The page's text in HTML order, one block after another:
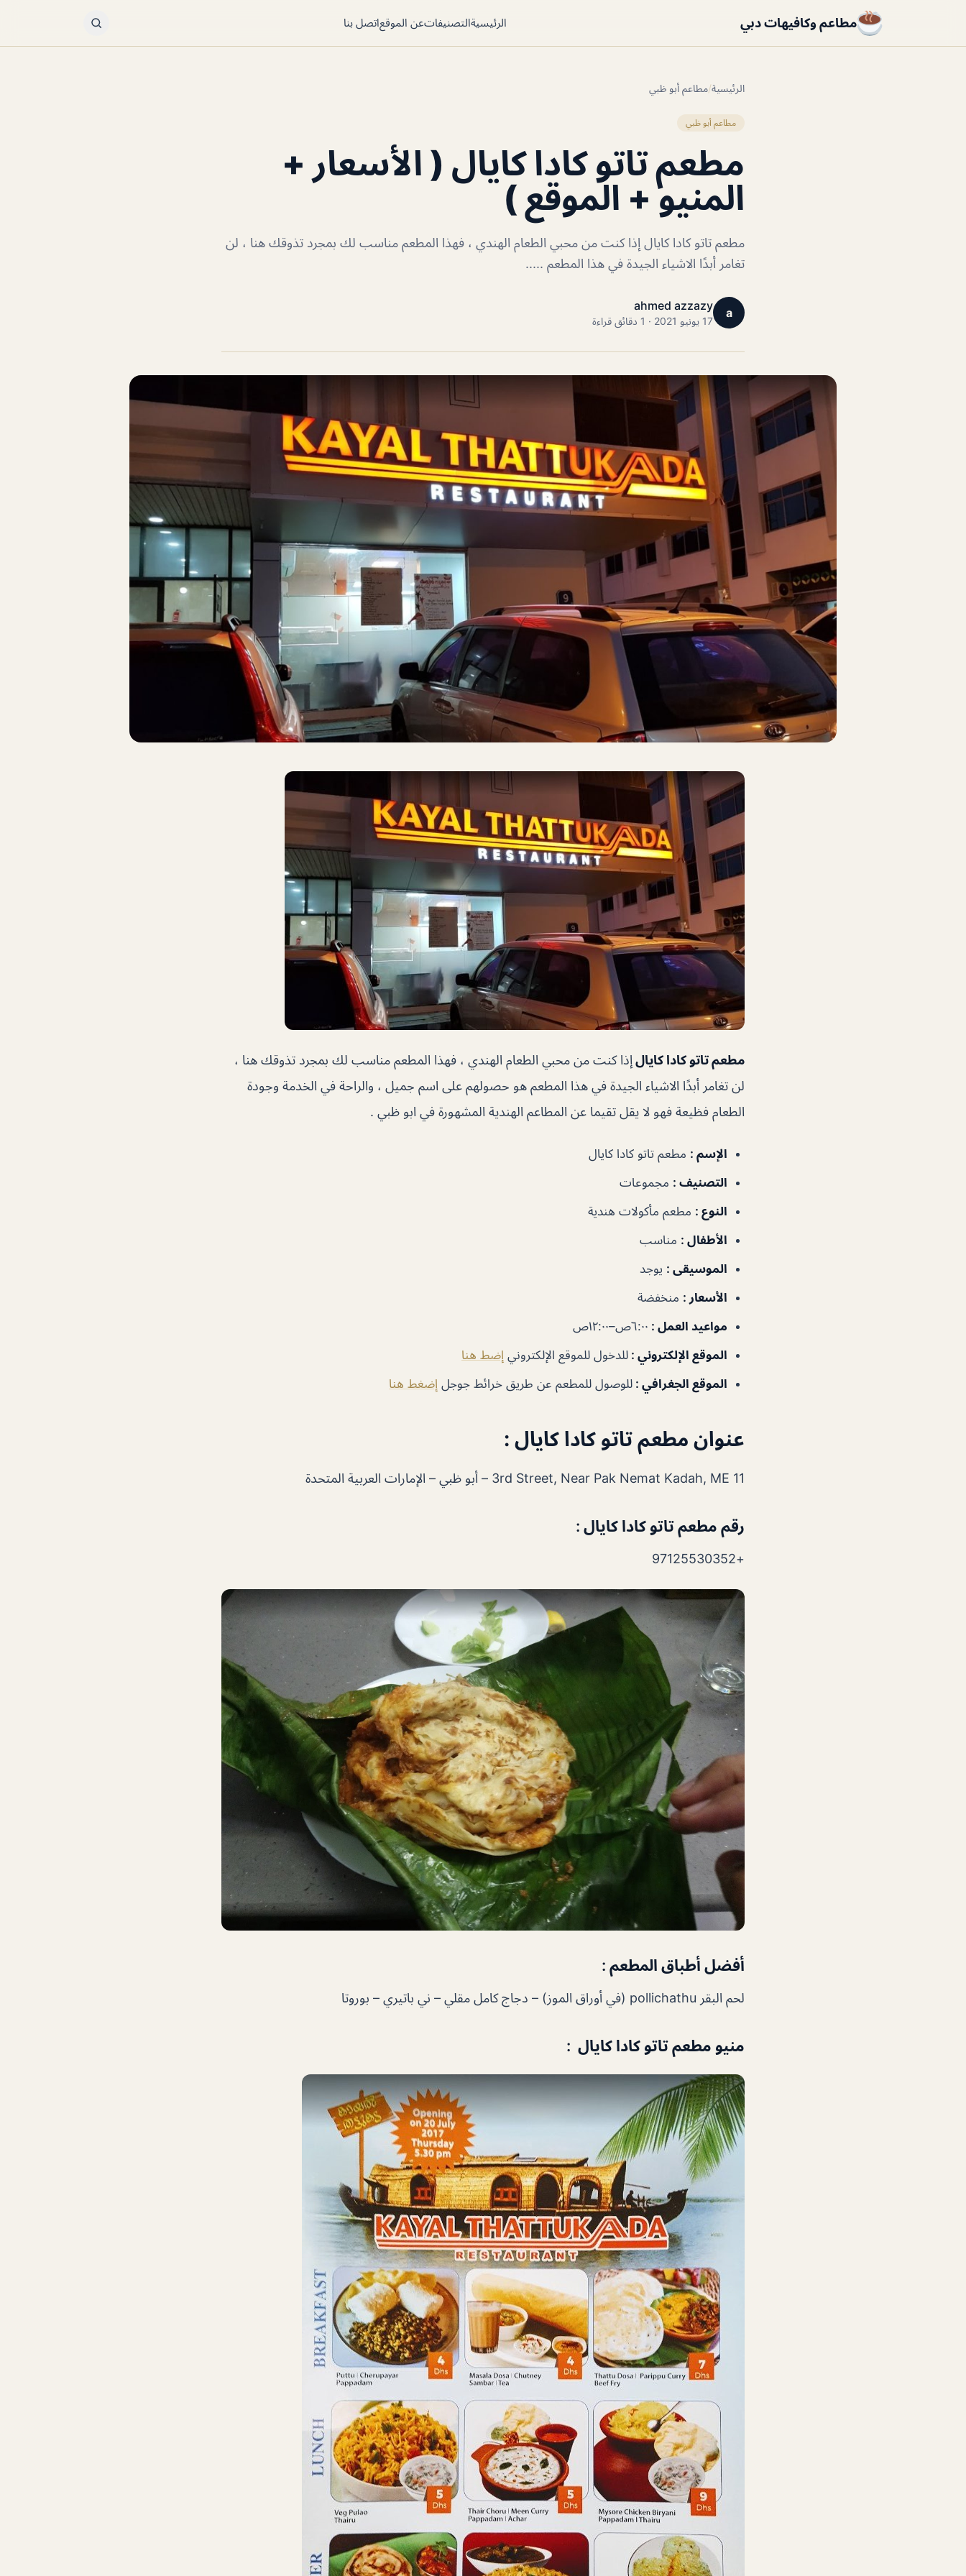
مطاعم وكافيهات دبي الرئيسيةالتصنيفاتعن الموقعاتصل بنا
الرئيسية/مطاعم أبو ظبي
مطاعم أبو ظبي
مطعم تاتو كادا كايال ( الأسعار +
المنيو + الموقع )
مطعم تاتو كادا كايال إذا كنت من محبي الطعام الهندي ، فهذا المطعم مناسب لك بمجرد تذوقك هنا ، لن
تغامر أبدًا الاشياء الجيدة في هذا المطعم .....
a
ahmed azzazy
17 يونيو 2021 · 1 دقائق قراءة
مطعم تاتو كادا كايال إذا كنت من محبي الطعام الهندي ، فهذا المطعم مناسب لك بمجرد تذوقك هنا ،
لن تغامر أبدًا الاشياء الجيدة في هذا المطعم هو حصولهم على اسم جميل ، والراحة في الخدمة وجودة
الطعام فظيعة فهو لا يقل تقيما عن المطاعم الهندية المشهورة في ابو ظبي .
الإسم : مطعم تاتو كادا كايال
التصنيف : مجموعات
النوع : مطعم مأكولات هندية
الأطفال : مناسب
الموسيقى : يوجد
الأسعار : منخفضة
مواعيد العمل : ٦:٠٠ص–١٢:٠٠ص
الموقع الإلكتروني : للدخول للموقع الإلكتروني إضط هنا
الموقع الجغرافي : للوصول للمطعم عن طريق خرائط جوجل إضغط هنا
عنوان مطعم تاتو كادا كايال :
3rd Street, Near Pak Nemat Kadah, ME 11 – أبو ظبي – الإمارات العربية المتحدة
رقم مطعم تاتو كادا كايال :
+97125530352
أفضل أطباق المطعم :
لحم البقر pollichathu (في أوراق الموز) – دجاج كامل مقلي – ني باتيري – بوروتا
منيو مطعم تاتو كادا كايال :